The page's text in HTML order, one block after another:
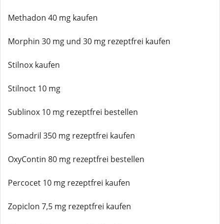
Methadon 40 mg kaufen
Morphin 30 mg und 30 mg rezeptfrei kaufen
Stilnox kaufen
Stilnoct 10 mg
Sublinox 10 mg rezeptfrei bestellen
Somadril 350 mg rezeptfrei kaufen
OxyContin 80 mg rezeptfrei bestellen
Percocet 10 mg rezeptfrei kaufen
Zopiclon 7,5 mg rezeptfrei kaufen